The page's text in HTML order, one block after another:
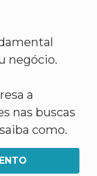
negócio.
a
nas buscas
como.